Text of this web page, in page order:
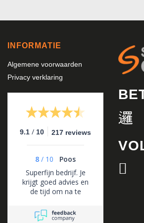
INFORMATIE
Algemene voorwaarden
Privacy verklaring
9.1 / 10 217 reviews
8 / 10
Poos
Superfijn bedrijf. Je
krijgt goed advies en
de tijd om na te
bereikbaar voor
advies en flexibel in